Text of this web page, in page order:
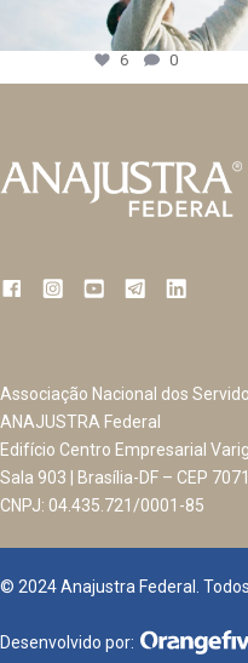
6 0
Associação Nacional dos
ANAJUSTRA Federal
Edifício Centro Empresarial
Sala 903 | Brasília-DF – CEP
CNPJ: 04.435.721/0001-85
© 2024 Anajustra Federal.
Desenvolvido por: